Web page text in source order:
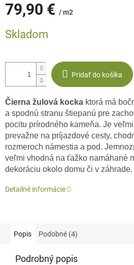
79,90 € / m2
cena:
Skladom
Pridať do košíka
Čierna žulová kocka ktorá má
a spodnú stranu štiepanú pre
pocitu prírodného kameňa. Je
prevažne na príjazdové cesty,
rozmeroch námestia a pod.
veľmi vhodná na ťažko namáhané
dekoráciu okolo domu či v záhrade.
Detailné informácie
Popis Podobné (4)
Podrobný popis